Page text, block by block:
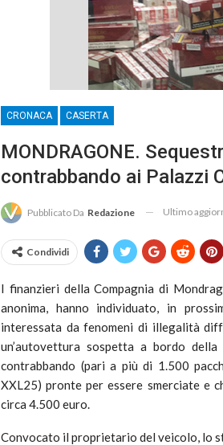
CRONACA CASERTA
MONDRAGONE.
contrabbando ai Palazzi
Pubblicato Da Redazione Ultimo
Condividi
I finanzieri della Compagnia di
anonima, hanno individuato, in
interessata da fenomeni di illegalità
un’autovettura sospetta a bordo
contrabbando (pari a più di 1.500
XXL25) pronte per essere smerciate e
circa 4.500 euro.
Convocato il proprietario del veicolo, lo